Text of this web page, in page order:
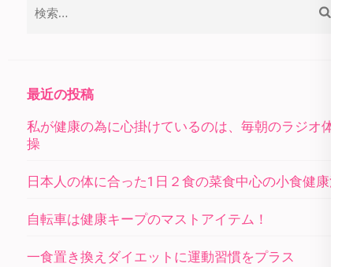
最近の投稿
私が健康の為に心掛けているのは、毎朝のラジオ体
操
日本人の体に合った1日２食の菜食中心の小食健康法
自転車は健康キープのマストアイテム！
一食置き換えダイエットに運動習慣をプラス